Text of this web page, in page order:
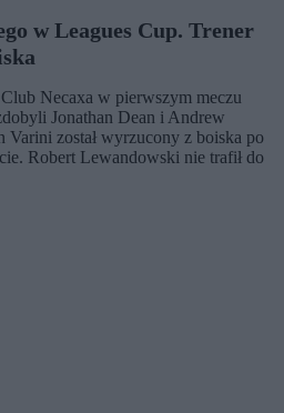
w Leagues Cup. Trener
Necaxa w pierwszym meczu
Jonathan Dean i Andrew
Varini został wyrzucony z boiska po
Robert Lewandowski nie trafił do